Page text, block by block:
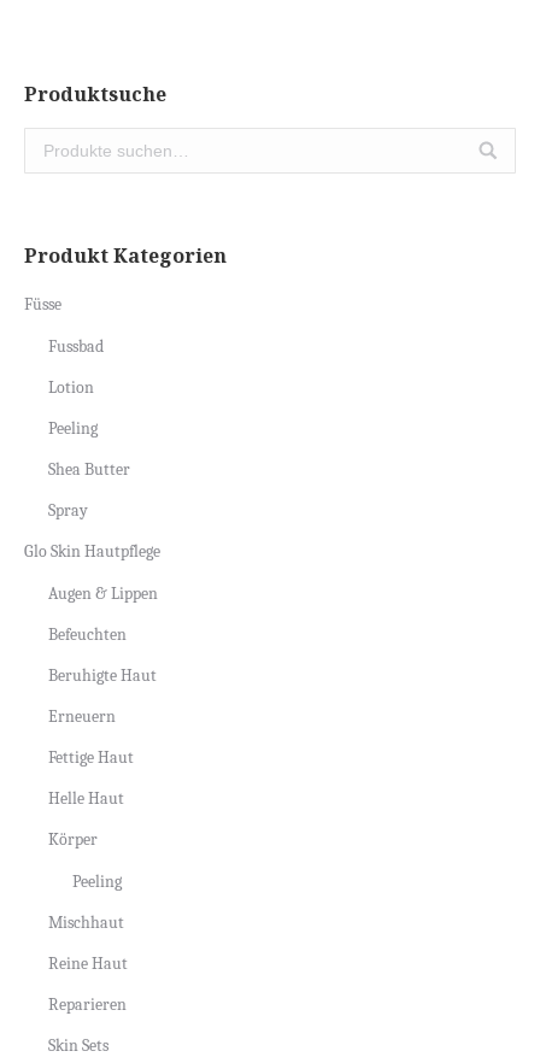
Produktsuche
Produkt Kategorien
Füsse
Fussbad
Lotion
Peeling
Shea Butter
Spray
Glo Skin Hautpflege
Augen & Lippen
Befeuchten
Beruhigte Haut
Erneuern
Fettige Haut
Helle Haut
Körper
Peeling
Mischhaut
Reine Haut
Reparieren
Skin Sets